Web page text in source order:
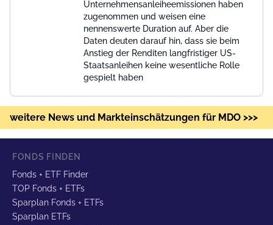
Unternehmensanleiheemissionen haben
zugenommen und weisen eine
nennenswerte Duration auf. Aber die
Daten deuten darauf hin, dass sie beim
Anstieg der Renditen langfristiger US-
Staatsanleihen keine wesentliche Rolle
gespielt haben
weitere News und Markteinschätzungen für MDO >>>
FONDS FINDEN
Fonds + ETF Finder
TOP Fonds + ETFs
Sparplan Fonds + ETFs
Sparplan ETFs